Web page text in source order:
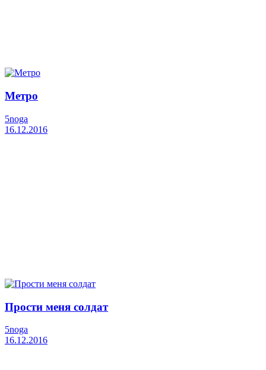
Метро
5noga
16.12.2016
Прости меня солдат
5noga
16.12.2016